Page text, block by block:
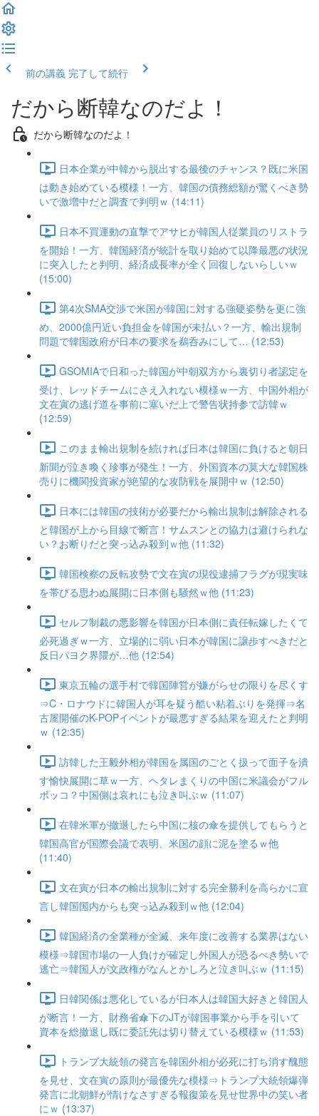
前の講義 完了して続行
だから断韓なのだよ！
だから断韓なのだよ！
日本企業が中韓から脱出する最後のチャンス？既に米国
は動き始めている模様！一方、韓国の債務総額が驚くべき勢
いで激増中だと調査で判明ｗ (14:11)
日本不買運動の直撃でアサヒが韓国人従業員のリストラ
を開始！一方、韓国経済が統計を取り始めて以降最悪の状況
に突入したと判明、経済成長率が全く回復しないらしいｗ
(15:00)
第4次SMA交渉で米国が韓国に対する強硬姿勢を更に強
め、2000億円近い負担金を韓国が未払い？一方、輸出規制
問題で韓国政府が日本の要求を鵜呑みにして… (12:53)
GSOMIAで日和った韓国が中朝双方から裏切り者認定を
受け、レッドチームにさえ入れない模様ｗ一方、中国外相が
文在寅の逃げ道を事前に塞いだ上で警告状持参で訪韓ｗ
(12:59)
このまま輸出規制を続ければ日本は韓国に負けると朝日
新聞が泣き喚く珍事が発生！一方、外国資本の莫大な韓国株
売りに機関投資家が絶望的な攻防戦を展開中ｗ (12:50)
日本には韓国の技術が必要だから輸出規制は解除される
と韓国が上から目線で断言！サムスンとの協力は避けられな
い？お断りだと突っ込み殺到ｗ他 (11:32)
韓国検察の反転攻勢で文在寅の現役逮捕フラグが現実味
を帯びる思わぬ展開に日本側も騒然ｗ他 (11:23)
セルフ制裁の悪影響を韓国が日本側に責任転嫁したくて
必死過ぎｗ一方、立場的に弱い日本が韓国に譲歩すべきだと
反日パヨク界隈が…他 (12:54)
東京五輪の選手村で韓国陣営が嫌がらせの限りを尽くす
⇒C・ロナウドに韓国人が耳を疑う酷い粘着ぶりを発揮⇒名
古屋開催のK-POPイベントが最悪すぎる結果を迎えたと判明
ｗ (12:35)
訪韓した王毅外相が韓国を属国のごとく扱って面子を潰
す愉快展開に草ｗ一方、ヘタレまくりの中国に米議会がフル
ボッコ？中国側は哀れにも泣き叫ぶｗ (11:07)
在韓米軍が撤退したら中国に核の傘を提供してもらうと
韓国高官が国際会議で表明、米国の顔に泥を塗るｗ他
(11:40)
文在寅が日本の輸出規制に対する完全勝利を高らかに宣
言し韓国国内からも突っ込み殺到ｗ他 (12:04)
韓国経済の全業種が全滅、来年度に改善する業界はない
模様⇒韓国市場の一人負けが確定し外国人が恐るべき勢いで
逃亡⇒韓国人が文政権がなんとかしろと泣き叫ぶｗ (11:15)
日韓関係は悪化しているが日本人は韓国大好きと韓国人
が断言！一方、財務省傘下のJTが韓国事業から手を引いて
資本を総撤退し既に委託先は切り替えている模様ｗ (11:53)
トランプ大統領の発言を韓国外相が必死に打ち消す醜態
を見せ、文在寅の原則が最優先な模様⇒トランプ大統領爆弾
発言に北朝鮮が情けなさすぎる報復策を見せ世界中の笑い者
にｗ (13:37)